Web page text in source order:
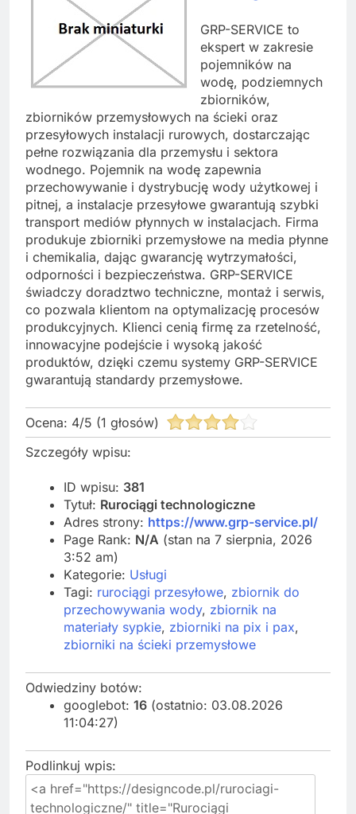
GRP-SERVICE to
ekspert w zakresie
pojemników na
wodę, podziemnych
zbiorników,
zbiorników przemysłowych na ścieki oraz
przesyłowych instalacji rurowych, dostarczając
pełne rozwiązania dla przemysłu i sektora
wodnego. Pojemnik na wodę zapewnia
przechowywanie i dystrybucję wody użytkowej i
pitnej, a instalacje przesyłowe gwarantują szybki
transport mediów płynnych w instalacjach. Firma
produkuje zbiorniki przemysłowe na media płynne
i chemikalia, dając gwarancję wytrzymałości,
odporności i bezpieczeństwa. GRP-SERVICE
świadczy doradztwo techniczne, montaż i serwis,
co pozwala klientom na optymalizację procesów
produkcyjnych. Klienci cenią firmę za rzetelność,
innowacyjne podejście i wysoką jakość
produktów, dzięki czemu systemy GRP-SERVICE
gwarantują standardy przemysłowe.
Ocena: 4/5 (1 głosów)
Szczegóły wpisu:
ID wpisu: 381
Tytuł: Rurociągi technologiczne
Adres strony: https://www.grp-service.pl/
Page Rank: N/A (stan na 7 sierpnia, 2026
3:52 am)
Kategorie: Usługi
Tagi: rurociągi przesyłowe, zbiornik do
przechowywania wody, zbiornik na
materiały sypkie, zbiorniki na pix i pax,
zbiorniki na ścieki przemysłowe
Odwiedziny botów:
googlebot: 16 (ostatnio: 03.08.2026
11:04:27)
Podlinkuj wpis: